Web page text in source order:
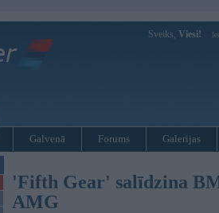
Sveiks, Viesi!
Galvenā Forums Galerijas
'Fifth Gear' salīdzina
AMG